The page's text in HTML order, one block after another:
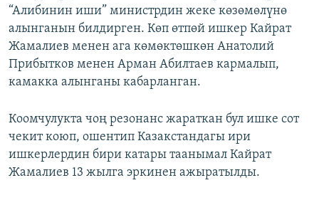
“Алибинин иши” министрдин жеке көзөмөлүнө
алынганын билдирген. Көп өтпөй ишкер Кайрат
Жамалиев менен ага көмөктөшкөн Анатолий
Прибытков менен Арман Абилтаев кармалып,
камакка алынганы кабарланган.
Коомчулукта чоң резонанс жараткан бул ишке сот
чекит коюп, ошентип Казакстандагы ири
ишкерлердин бири катары таанымал Кайрат
Жамалиев 13 жылга эркинен ажыратылды.